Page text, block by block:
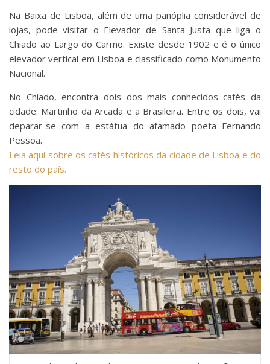
Na Baixa de Lisboa, além de uma panóplia considerável de
lojas, pode visitar o Elevador de Santa Justa que liga o
Chiado ao Largo do Carmo. Existe desde 1902 e é o único
elevador vertical em Lisboa e classificado como Monumento
Nacional.
No Chiado, encontra dois dos mais conhecidos cafés da
cidade: Martinho da Arcada e a Brasileira. Entre os dois, vai
deparar-se com a estátua do afamado poeta Fernando
Pessoa.
Leia aqui sobre os cafés históricos da cidade de Lisboa e do
resto do país.